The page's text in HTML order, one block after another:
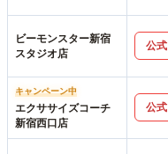
ビーモンスター新宿
スタジオ店
公式
キャンペーン中
エクササイズコーチ
新宿西口店
公式